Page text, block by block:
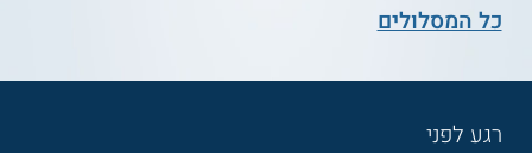
כל המסלולים
רגע לפני